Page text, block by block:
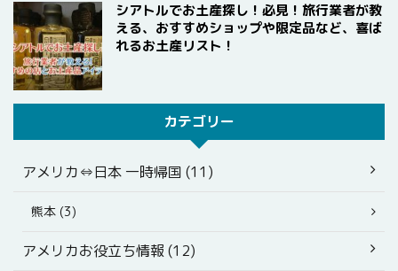
シアトルでお土産探し！必見！旅行業者が教
える、おすすめショップや限定品など、喜ば
れるお土産リスト！
カテゴリー
アメリカ⇔日本 一時帰国 (11)
熊本 (3)
アメリカお役立ち情報 (12)